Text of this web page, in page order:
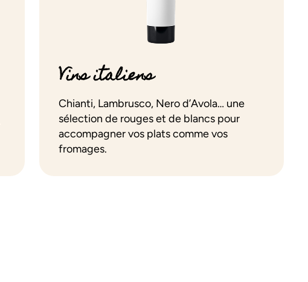
Vins italiens
Chianti, Lambrusco, Nero d’Avola… une
sélection de rouges et de blancs pour
accompagner vos plats comme vos
fromages.